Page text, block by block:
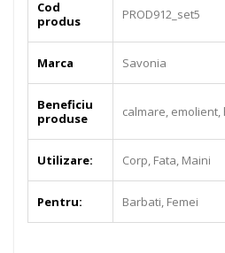
Cod
produs
PROD912_set5
Marca Savonia
Beneficiu
produse
calmare,
Utilizare: Corp, Fata, Maini
Pentru: Barbati, Femei